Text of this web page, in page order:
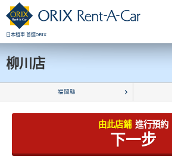
日本租車 首選ORIX
柳川店
福岡縣
由此店鋪 進行預約
下一步